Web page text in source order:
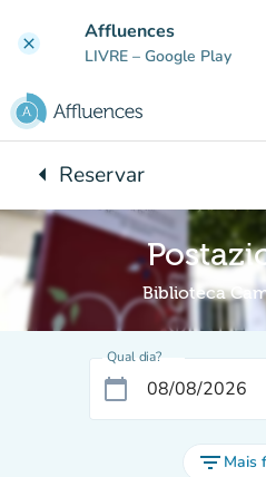
clear Affluences
LIVRE – Google Play
arrow_leftVoltar para:
Reservar
Biblioteca
Qual dia?
calendar_today
filter_list Mais